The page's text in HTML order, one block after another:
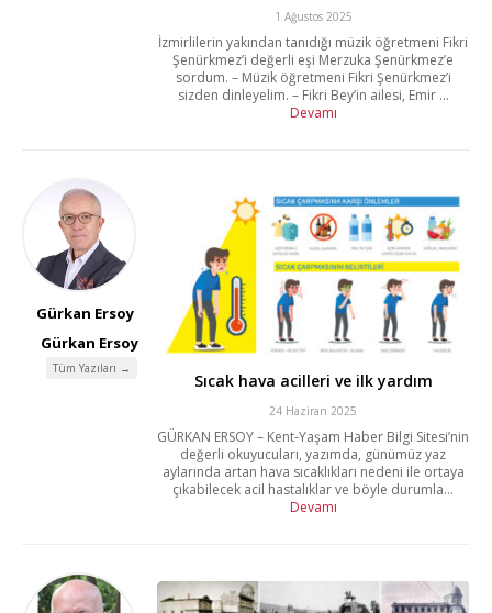
1 Ağustos 2025
İzmirlilerin yakından tanıdığı müzik öğretmeni Fikri
Şenürkmez’i değerli eşi Merzuka Şenürkmez’e
sordum. – Müzik öğretmeni Fikri Şenürkmez’i
sizden dinleyelim. – Fikri Bey’in ailesi, Emir ...
Devamı
Gürkan Ersoy
Gürkan Ersoy
Tüm Yazıları →
Sıcak hava acilleri ve ilk yardım
24 Haziran 2025
GÜRKAN ERSOY – Kent-Yaşam Haber Bilgi Sitesi’nin
değerli okuyucuları, yazımda, günümüz yaz
aylarında artan hava sıcaklıkları nedeni ile ortaya
çıkabilecek acil hastalıklar ve böyle durumla...
Devamı